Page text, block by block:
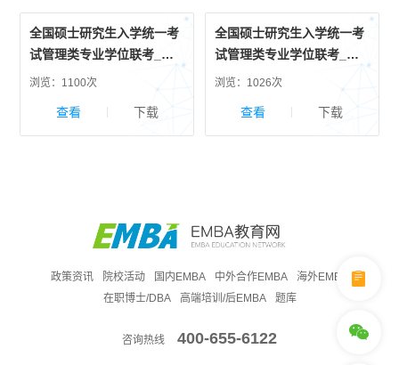
全国硕士研究生入学统一考
试管理类专业学位联考_综
合试卷
浏览：1100次
查看 下载
全国硕士研究生入学统一考
试管理类专业学位联考_英
语试卷
浏览：1026次
查看 下载
政策资讯 院校活动 国内EMBA 中外合作EMBA
海外EMBA
在职博士/DBA
高端培训/后EMBA 题库
咨询热线 400-655-6122